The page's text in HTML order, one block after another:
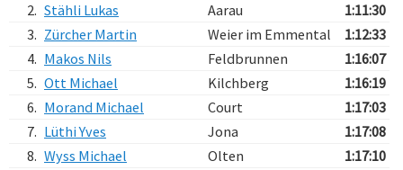
2. Stähli Lukas Aarau
1:11:30
3. Zürcher Martin Weier im Emmental
1:12:33
4. Makos Nils Feldbrunnen
1:16:07
5. Ott Michael Kilchberg
1:16:19
6. Morand Michael Court
1:17:03
7. Lüthi Yves Jona
1:17:08
8. Wyss Michael Olten
1:17:10